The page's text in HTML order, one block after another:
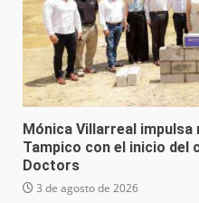
Mónica Villarreal
Tampico con el inicio del
Doctors
3 de agosto de 2026